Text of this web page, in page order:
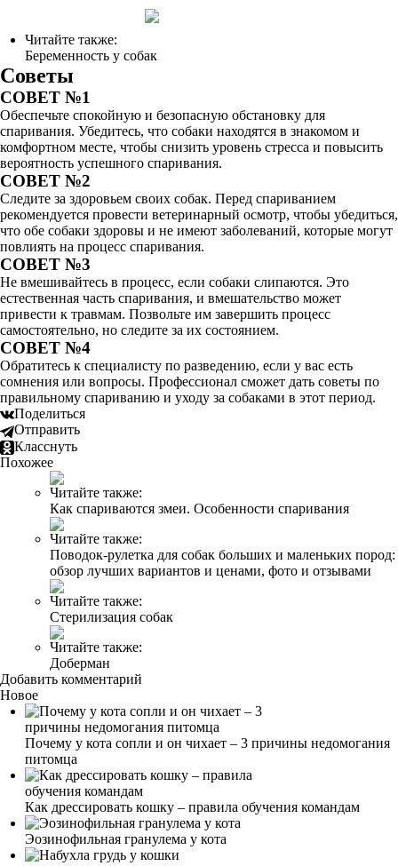
Читайте также:
Беременность у собак
Советы
СОВЕТ №1
Обеспечьте спокойную и безопасную обстановку для
спаривания. Убедитесь, что собаки находятся в знакомом и
комфортном месте, чтобы снизить уровень стресса и повысить
вероятность успешного спаривания.
СОВЕТ №2
Следите за здоровьем своих собак. Перед спариванием
рекомендуется провести ветеринарный осмотр, чтобы убедиться,
что обе собаки здоровы и не имеют заболеваний, которые могут
повлиять на процесс спаривания.
СОВЕТ №3
Не вмешивайтесь в процесс, если собаки слипаются. Это
естественная часть спаривания, и вмешательство может
привести к травмам. Позвольте им завершить процесс
самостоятельно, но следите за их состоянием.
СОВЕТ №4
Обратитесь к специалисту по разведению, если у вас есть
сомнения или вопросы. Профессионал сможет дать советы по
правильному спариванию и уходу за собаками в этот период.
Поделиться
Отправить
Класснуть
Похожее
Читайте также:
Как спариваются змеи. Особенности спаривания
Читайте также:
Поводок-рулетка для собак больших и маленьких пород:
обзор лучших вариантов и ценами, фото и отзывами
Читайте также:
Стерилизация собак
Читайте также:
Доберман
Добавить комментарий
Новое
Почему у кота сопли и он чихает – 3 причины недомогания
питомца
Как дрессировать кошку – правила обучения командам
Эозинофильная гранулема у кота